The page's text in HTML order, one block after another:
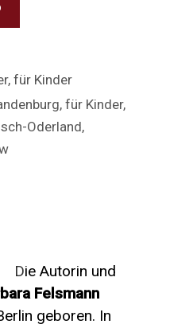
, für Kinder
, für Kinder,
Oderland,
Die Autorin und
Felsmann
geboren. In